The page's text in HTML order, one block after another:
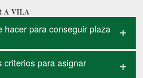
A VILA
hacer para conseguir plaza
criterios para asignar